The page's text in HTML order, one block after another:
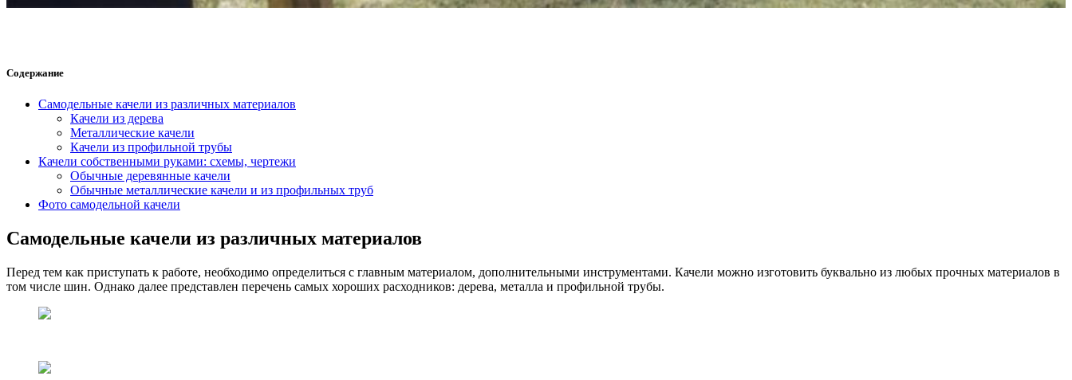
Содержание
Самодельные качели из различных материалов
Качели из дерева
Металлические качели
Качели из профильной трубы
Качели собственными руками: схемы, чертежи
Обычные деревянные качели
Обычные металлические качели и из профильных труб
Фото самодельной качели
Самодельные качели из различных материалов
Перед тем как приступать к работе, необходимо определиться с главным материалом, дополнительными инструментами. Качели можно изготовить буквально из любых прочных материалов в
том числе шин. Однако далее представлен перечень самых хороших расходников: дерева, металла и профильной трубы.